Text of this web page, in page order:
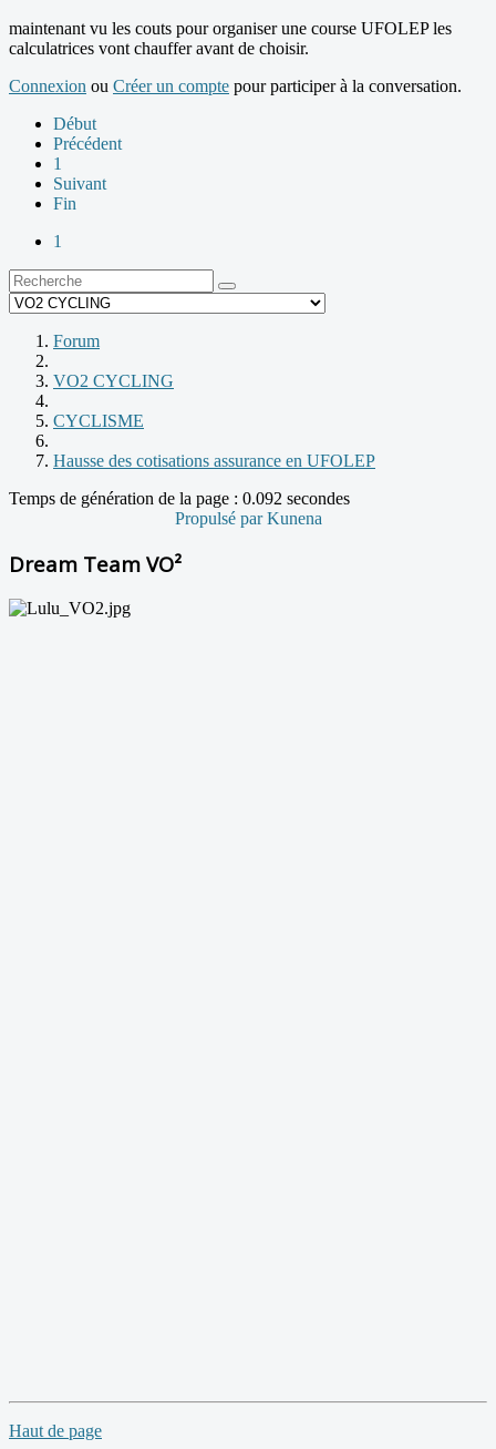
maintenant vu les couts pour organiser une course UFOLEP les
calculatrices vont chauffer avant de choisir.
Connexion ou Créer un compte pour participer à la conversation.
Début
Précédent
1
Suivant
Fin
1
Forum
VO2 CYCLING
CYCLISME
Hausse des cotisations assurance en UFOLEP
Temps de génération de la page : 0.092 secondes
Propulsé parKunena
Dream Team VO²
Haut de page